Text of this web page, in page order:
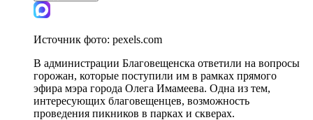
Источник фото: pexels.com
В администрации Благовещенска ответили на вопросы
горожан, которые поступили им в рамках прямого
эфира мэра города Олега Имамеева. Одна из тем,
интересующих благовещенцев, возможность
проведения пикников в парках и скверах.